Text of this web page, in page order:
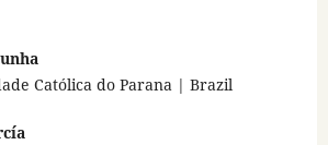
Católica do Parana | Brazil